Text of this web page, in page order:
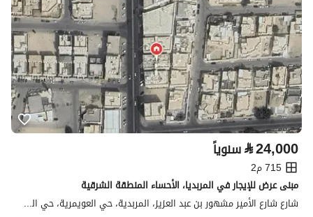
⃁24,000 سنوياً
715 م2
مبنى عرض للإيجار في المربديا، الأحساء المنطقة الشرقية
شارع شارع الأمير مشهور بن عبد العزيز، المربدية، حي العويمرية، حي الهفوف المنطقة الشرقية، الأحساء